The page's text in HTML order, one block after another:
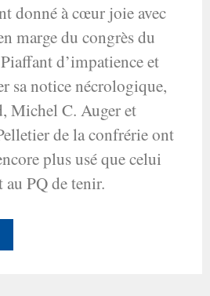
donné à cœur joie avec
marge du congrès du
d’impatience et
sa notice nécrologique,
Michel C. Auger et
de la confrérie ont
plus usé que celui
au PQ de tenir.